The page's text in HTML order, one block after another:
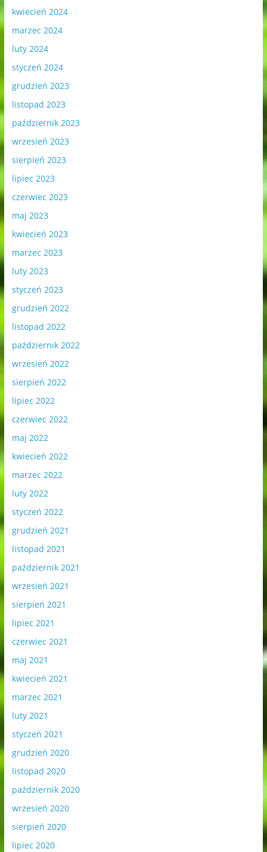
kwiecień 2024
marzec 2024
luty 2024
styczeń 2024
grudzień 2023
listopad 2023
październik 2023
wrzesień 2023
sierpień 2023
lipiec 2023
czerwiec 2023
maj 2023
kwiecień 2023
marzec 2023
luty 2023
styczeń 2023
grudzień 2022
listopad 2022
październik 2022
wrzesień 2022
sierpień 2022
lipiec 2022
czerwiec 2022
maj 2022
kwiecień 2022
marzec 2022
luty 2022
styczeń 2022
grudzień 2021
listopad 2021
październik 2021
wrzesień 2021
sierpień 2021
lipiec 2021
czerwiec 2021
maj 2021
kwiecień 2021
marzec 2021
luty 2021
styczeń 2021
grudzień 2020
listopad 2020
październik 2020
wrzesień 2020
sierpień 2020
lipiec 2020